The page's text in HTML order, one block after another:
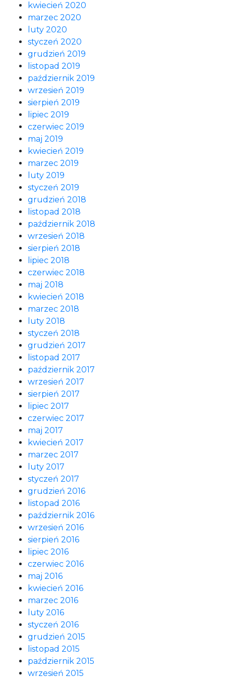
kwiecień 2020
marzec 2020
luty 2020
styczeń 2020
grudzień 2019
listopad 2019
październik 2019
wrzesień 2019
sierpień 2019
lipiec 2019
czerwiec 2019
maj 2019
kwiecień 2019
marzec 2019
luty 2019
styczeń 2019
grudzień 2018
listopad 2018
październik 2018
wrzesień 2018
sierpień 2018
lipiec 2018
czerwiec 2018
maj 2018
kwiecień 2018
marzec 2018
luty 2018
styczeń 2018
grudzień 2017
listopad 2017
październik 2017
wrzesień 2017
sierpień 2017
lipiec 2017
czerwiec 2017
maj 2017
kwiecień 2017
marzec 2017
luty 2017
styczeń 2017
grudzień 2016
listopad 2016
październik 2016
wrzesień 2016
sierpień 2016
lipiec 2016
czerwiec 2016
maj 2016
kwiecień 2016
marzec 2016
luty 2016
styczeń 2016
grudzień 2015
listopad 2015
październik 2015
wrzesień 2015